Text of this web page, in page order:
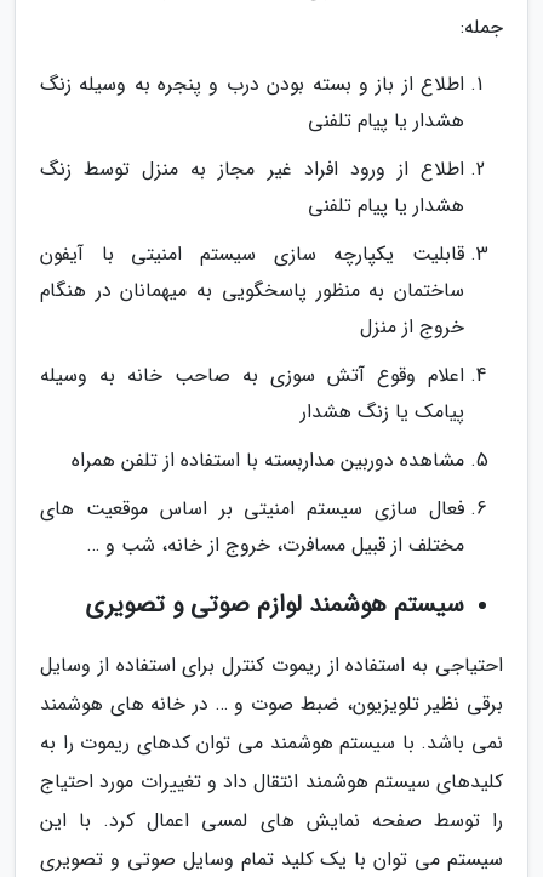
جمله:
اطلاع از باز و بسته بودن درب و پنجره به وسیله زنگ
هشدار یا پیام تلفنی
اطلاع از ورود افراد غیر مجاز به منزل توسط زنگ
هشدار یا پیام تلفنی
قابلیت یکپارچه سازی سیستم امنیتی با آیفون
ساختمان به منظور پاسخگویی به میهمانان در هنگام
خروج از منزل
اعلام وقوع آتش سوزی به صاحب خانه به وسیله
پیامک یا زنگ هشدار
مشاهده دوربین مداربسته با استفاده از تلفن همراه
فعال سازی سیستم امنیتی بر اساس موقعیت های
مختلف از قبیل مسافرت، خروج از خانه، شب و …
سیستم هوشمند لوازم صوتی و تصویری
احتیاجی به استفاده از ریموت کنترل برای استفاده از وسایل
برقی نظیر تلویزیون، ضبط صوت و … در خانه های هوشمند
نمی باشد. با سیستم هوشمند می توان کدهای ریموت را به
کلیدهای سیستم هوشمند انتقال داد و تغییرات مورد احتیاج
را توسط صفحه نمایش های لمسی اعمال کرد. با این
سیستم می توان با یک کلید تمام وسایل صوتی و تصویری